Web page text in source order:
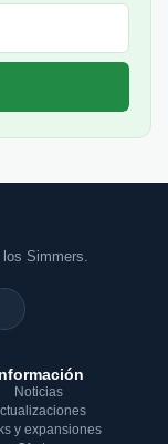
Simmers.
Noticias
y expansiones